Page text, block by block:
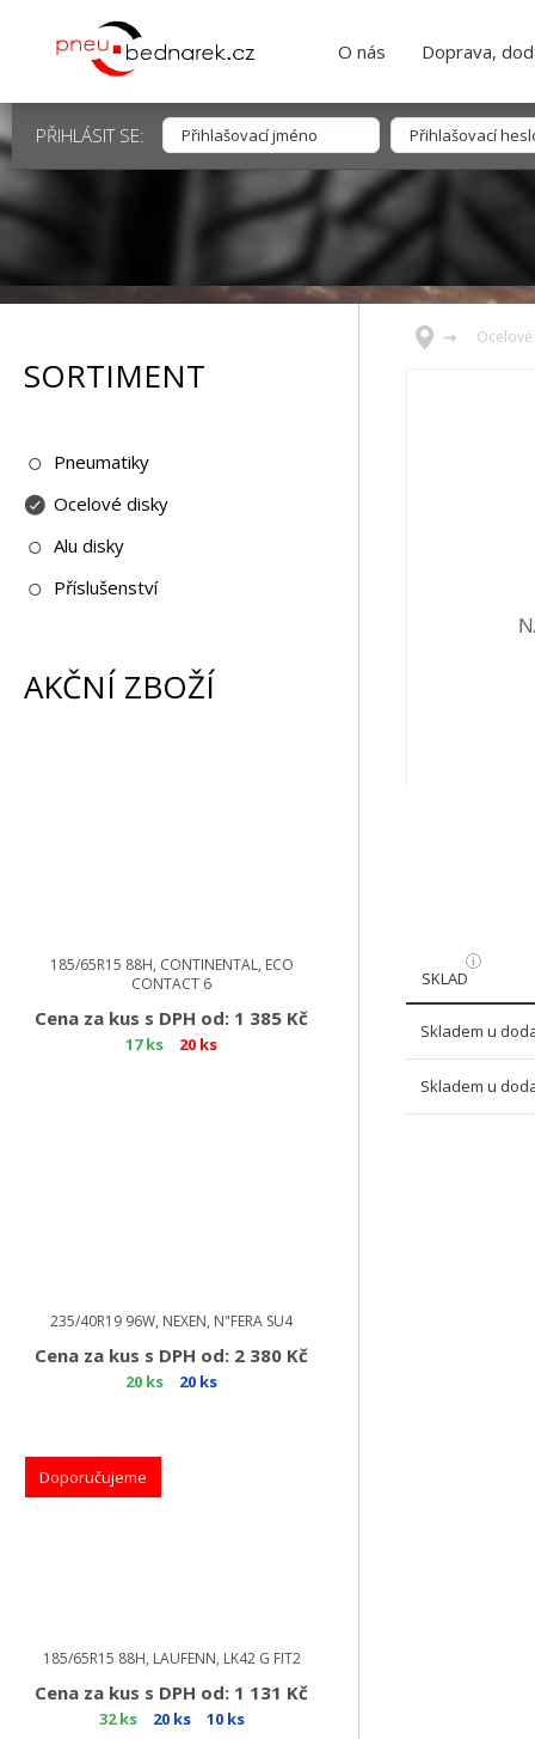
O nás Doprava,
PŘIHLÁSIT SE:
SORTIMENT
Pneumatiky
Ocelové disky
Alu disky
Příslušenství
AKČNÍ ZBOŽÍ
185/65R15 88H, CONTINENTAL, ECO
CONTACT 6
Cena za kus s DPH od: 1 385 Kč
17 ks 20 ks
235/40R19 96W, NEXEN, N"FERA SU4
Cena za kus s DPH od: 2 380 Kč
20 ks 20 ks
Doporučujeme
185/65R15 88H, LAUFENN, LK42 G FIT2
Cena za kus s DPH od: 1 131 Kč
32 ks 20 ks 10 ks
SKLAD
Skladem u
Skladem u